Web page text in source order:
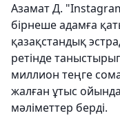
Азамат Д.
бірнеше адамға
қазақстандық
ретінде
миллион теңге
жалған ұтыс
мәліметтер берді.